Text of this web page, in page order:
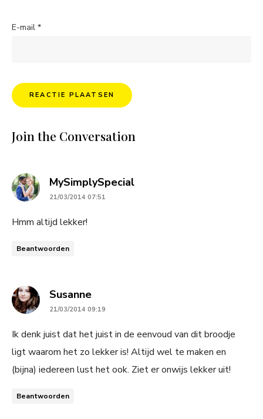
E-mail *
Join the Conversation
MySimplySpecialsays:
21/03/2014 07:51
Hmm altijd lekker!
Beantwoorden
Susannesays:
21/03/2014 09:19
Ik denk juist dat het juist in de eenvoud van dit broodje
ligt waarom het zo lekker is! Altijd wel te maken en
(bijna) iedereen lust het ook. Ziet er onwijs lekker uit!
Beantwoorden